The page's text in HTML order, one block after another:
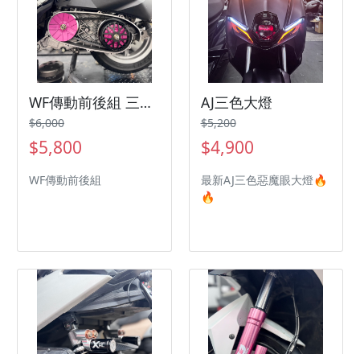
WF傳動前後組 三陽機車 SYM 曼巴 Jetsl
$6,000
$5,800
WF傳動前後組
AJ三色大燈
$5,200
$4,900
最新AJ三色惡魔眼大燈🔥
🔥